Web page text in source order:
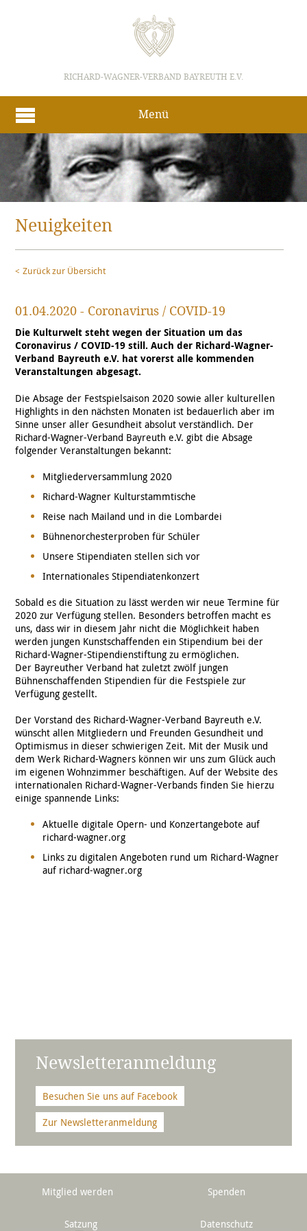
RICHARD-WAGNER-VERBAND BAYREUTH E.V.
Menü
Neuigkeiten
Zurück zur Übersicht
01.04.2020 - Coronavirus / COVID-19
Die Kulturwelt steht wegen der Situation um das
Coronavirus / COVID-19 still. Auch der Richard-Wagner-
Verband Bayreuth e.V. hat vorerst alle kommenden
Veranstaltungen abgesagt.
Die Absage der Festspielsaison 2020 sowie aller kulturellen
Highlights in den nächsten Monaten ist bedauerlich aber im
Sinne unser aller Gesundheit absolut verständlich. Der
Richard-Wagner-Verband Bayreuth e.V. gibt die Absage
folgender Veranstaltungen bekannt:
Mitgliederversammlung 2020
Richard-Wagner Kulturstammtische
Reise nach Mailand und in die Lombardei
Bühnenorchesterproben für Schüler
Unsere Stipendiaten stellen sich vor
Internationales Stipendiatenkonzert
Sobald es die Situation zu lässt werden wir neue Termine für
2020 zur Verfügung stellen. Besonders betroffen macht es
uns, dass wir in diesem Jahr nicht die Möglichkeit haben
werden jungen Kunstschaffenden ein Stipendium bei der
Richard-Wagner-Stipendienstiftung zu ermöglichen.
Der Bayreuther Verband hat zuletzt zwölf jungen
Bühnenschaffenden Stipendien für die Festspiele zur
Verfügung gestellt.
Der Vorstand des Richard-Wagner-Verband Bayreuth e.V.
wünscht allen Mitgliedern und Freunden Gesundheit und
Optimismus in dieser schwierigen Zeit. Mit der Musik und
dem Werk Richard-Wagners können wir uns zum Glück auch
im eigenen Wohnzimmer beschäftigen. Auf der Website des
internationalen Richard-Wagner-Verbands finden Sie hierzu
einige spannende Links:
Aktuelle digitale Opern- und Konzertangebote auf
richard-wagner.org
Links zu digitalen Angeboten rund um Richard-Wagner
auf richard-wagner.org
Newsletteranmeldung
Besuchen Sie uns auf Facebook
Zur Newsletteranmeldung
Mitglied werden Spenden
Satzung Datenschutz